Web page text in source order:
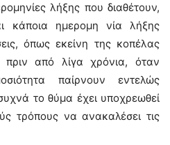
λήξης που διαθέτουν,
κάποια ημερομη νία λήξης
όπως εκείνη της κοπέλας
από λίγα χρόνια, όταν
παίρνουν εντελώς
το θύμα έχει υποχρεωθεί
τρόπους να ανακαλέσει τις